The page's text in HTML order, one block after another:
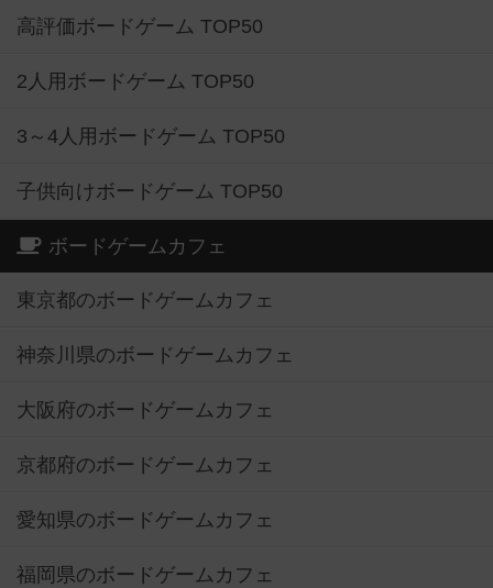
高評価ボードゲーム TOP50
2人用ボードゲーム TOP50
3～4人用ボードゲーム TOP50
子供向けボードゲーム TOP50
ボードゲームカフェ
東京都のボードゲームカフェ
神奈川県のボードゲームカフェ
大阪府のボードゲームカフェ
京都府のボードゲームカフェ
愛知県のボードゲームカフェ
福岡県のボードゲームカフェ